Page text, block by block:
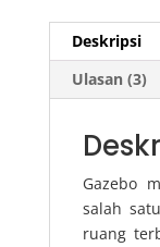
Deskripsi
Ulasan (3)
Gazebo
salah
ruang